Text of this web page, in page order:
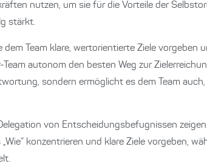
nutzen, um sie für die Vorteile der
stärkt.
Team klare, wertorientierte Ziele vorgeben
autonom den besten Weg zur
sondern ermöglicht es dem Team
von Entscheidungsbefugnissen
konzentrieren und klare Ziele vorgeben,